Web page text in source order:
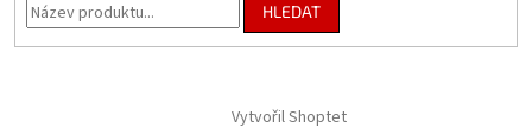
HLEDAT
Vytvořil Shoptet